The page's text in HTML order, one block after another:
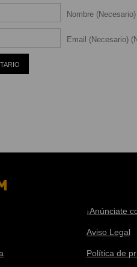
Nombre (Necesario)
Email (Necesario)
¡Anúnciate
Aviso Legal
Política de